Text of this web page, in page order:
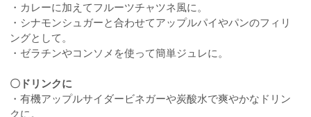
・カレーに加えてフルーツチャツネ風に。
・シナモンシュガーと合わせてアップルパイやパンのフィリ
ングとして。
・ゼラチンやコンソメを使って簡単ジュレに。
〇ドリンクに
・有機アップルサイダービネガーや炭酸水で爽やかなドリン
クに。